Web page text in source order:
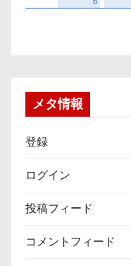
メタ情報
登録
ログイン
投稿フィード
コメントフィード